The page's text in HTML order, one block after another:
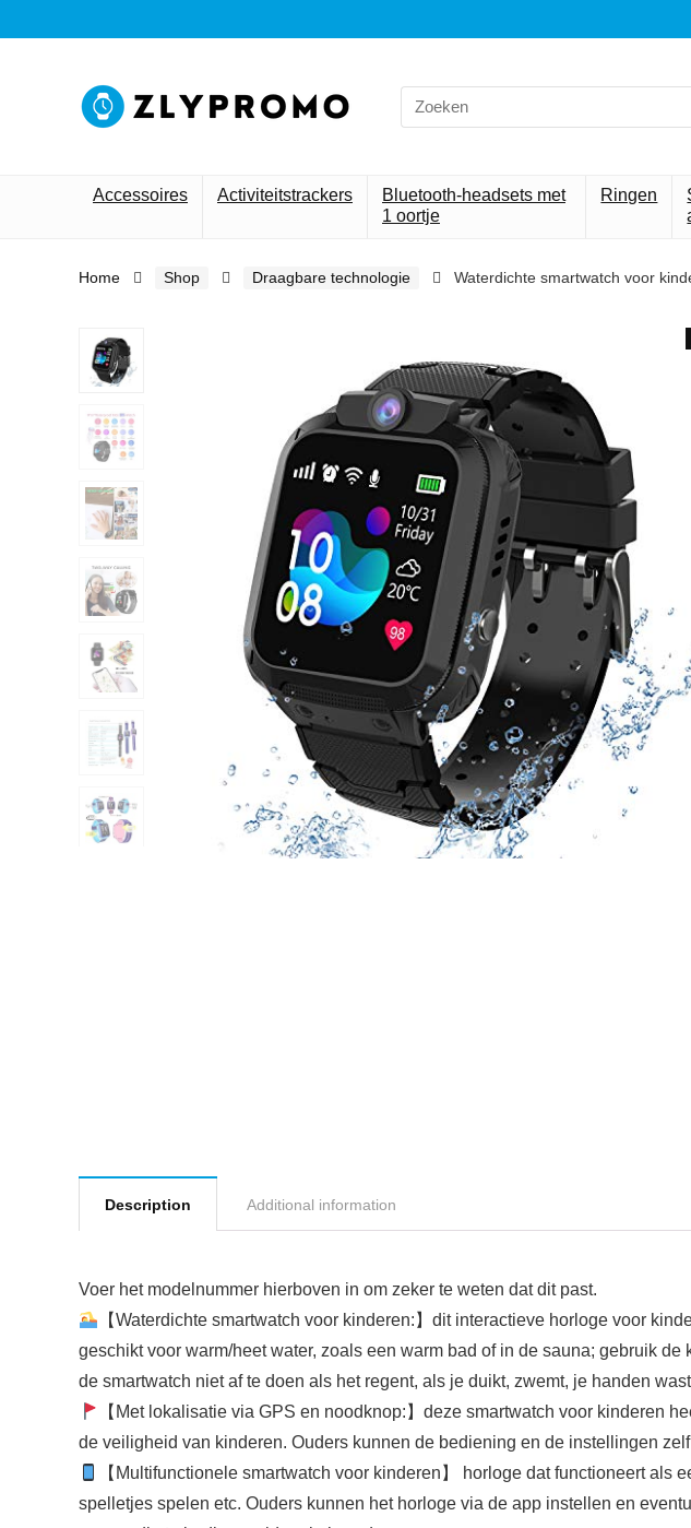
Search
for:
Accessoires Activiteitstrackers
Bluetooth-headsets met
1 oortje
Ringen
Home Shop Draagbare technologie Waterdichte smartwatch voor
Description Additional information
Voer het modelnummer hierboven in om zeker te weten dat dit past.
【Waterdichte smartwatch voor kinderen:】dit interactieve horloge voor
geschikt voor warm/heet water, zoals een warm bad of in de sauna; gebruik
de smartwatch niet af te doen als het regent, als je duikt, zwemt, je handen
【Met lokalisatie via GPS en noodknop:】deze smartwatch voor kinderen
de veiligheid van kinderen. Ouders kunnen de bediening en de instellingen zelf
【Multifunctionele smartwatch voor kinderen】 horloge dat functioneert als
spelletjes spelen etc. Ouders kunnen het horloge via de app instellen en